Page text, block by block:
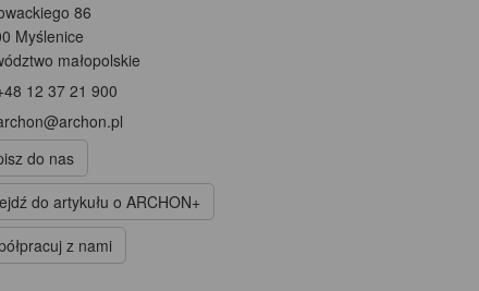
86
Myślenice
małopolskie
12 37 21 900
do nas
do artykułu o ARCHON+
z nami